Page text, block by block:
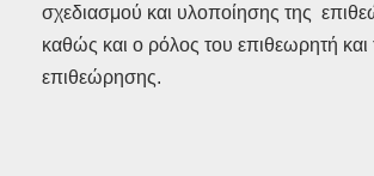
σχεδιασμού και υλοποίησης της
καθώς και ο ρόλος του επιθεωρητή και
επιθεώρησης.